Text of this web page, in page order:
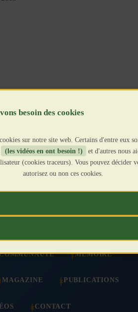
MÉMOIRE
MAGAZINE PUBLICATIONS
CONTACT
sur notre site web. Certains d'entre eux
(les vidéos en ont besoin !)
et d'autres nous
(cookies traceurs). Vous pouvez décider
autorisez ou non ces cookies.